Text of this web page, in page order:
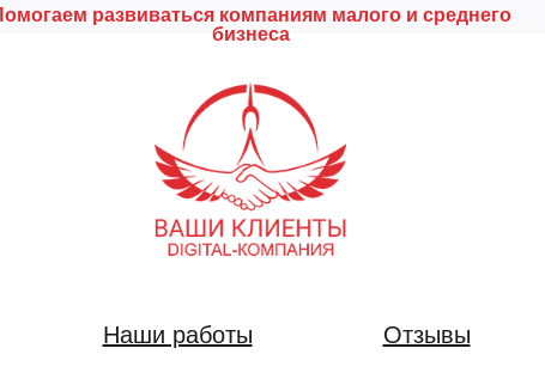
развиваться компаниям малого и среднего
бизнеса
Наши работы Отзывы